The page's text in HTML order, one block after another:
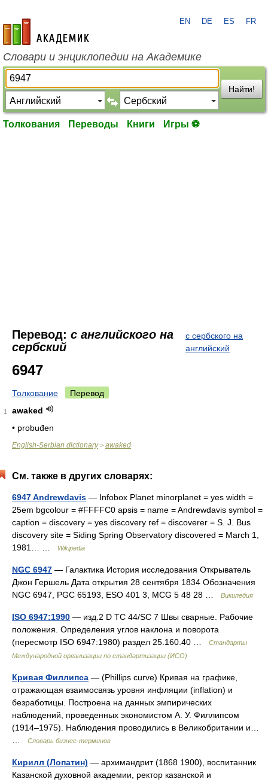
academic.ru
EN DE ES FR
Словари и энциклопедии на Академике
Найти!
Толкования Переводы Книги Игры ⚽
Перевод: с английского на
сербский
с сербского на
английский
6947
Толкование Перевод
1
awaked
• probuđen
English-Serbian dictionary> awaked
См. также в других словарях:
6947 Andrewdavis — Infobox Planet minorplanet = yes width =
25em bgcolour = #FFFFC0 apsis = name = Andrewdavis symbol =
caption = discovery = yes discovery ref = discoverer = S. J. Bus
discovery site = Siding Spring Observatory discovered = March 1,
1981… …
Wikipedia
NGC 6947 — Галактика История исследования Открыватель
Джон Гершель Дата открытия 28 сентября 1834 Обозначения
NGC 6947, PGC 65193, ESO 401 3, MCG 5 48 28 …
Википедия
ISO 6947:1990 — изд.2 D TC 44/SC 7 Швы сварные. Рабочие
положения. Определения углов наклона и поворота
(пересмотр ISO 6947:1980) раздел 25.160.40 …
Стандарты
Международной организации по стандартизации (ИСО)
Кривая Филлипса — (Phillips curve) Кривая на графике,
отражающая взаимосвязь уровня инфляции (inflation) и
безработицы. Построена на данных эмпирических
наблюдений, проведенных экономистом А. У. Филлипсом
(1914–1975). Наблюдения проводились в Великобритании и…
Словарь бизнес-терминов
Кирилл (Лопатин) — архимандрит (1868 1900), воспитанник
Казанской духовной академии, ректор казанской и